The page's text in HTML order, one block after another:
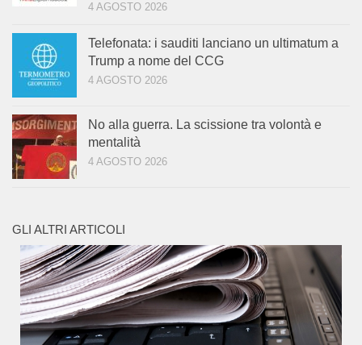
4 AGOSTO 2026
Telefonata: i sauditi lanciano un ultimatum a
Trump a nome del CCG
4 AGOSTO 2026
No alla guerra. La scissione tra volontà e
mentalità
4 AGOSTO 2026
GLI ALTRI ARTICOLI